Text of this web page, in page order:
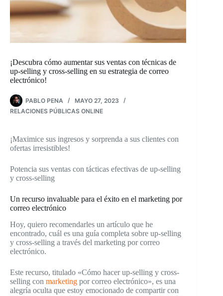
¡Descubra cómo aumentar sus ventas con técnicas de
up-selling y cross-selling en su estrategia de correo
electrónico!
PABLO PENA
MAYO 27, 2023
RELACIONES PÚBLICAS ONLINE
¡Maximice sus ingresos y sorprenda a sus clientes con
ofertas irresistibles!
Potencia sus ventas con tácticas efectivas de up-selling
y cross-selling
Un recurso invaluable para el éxito en el marketing por
correo electrónico
Hoy, quiero recomendarles un artículo que he
encontrado, cuál es una guía completa sobre up-selling
y cross-selling a través del marketing por correo
electrónico.
Este recurso, titulado «Cómo hacer up-selling y cross-
selling con marketing por correo electrónico», es una
alegría oculta que estoy emocionado de compartir con